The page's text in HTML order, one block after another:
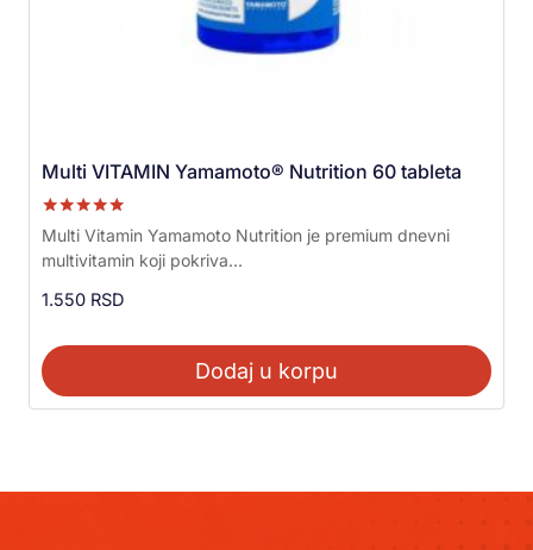
Multi VITAMIN Yamamoto® Nutrition 60 tableta
Ocenjeno sa
5.00
od 5
Multi Vitamin Yamamoto Nutrition je premium dnevni
multivitamin koji pokriva...
1.550 RSD
Dodaj u korpu